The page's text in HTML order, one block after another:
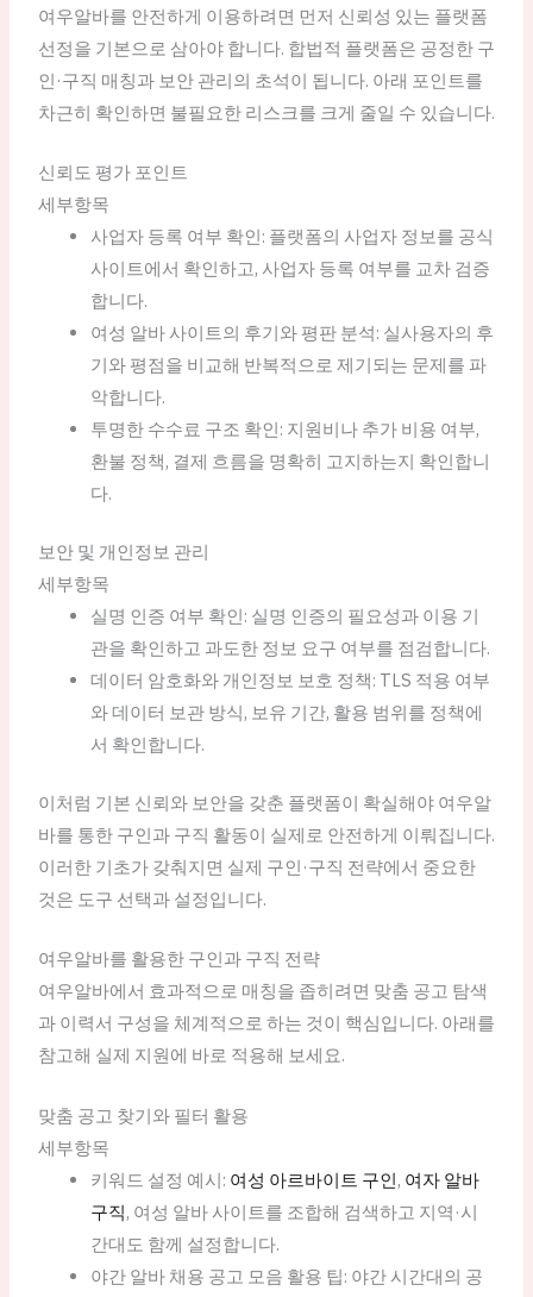
여우알바를 안전하게 이용하려면 먼저 신뢰성 있는 플랫폼
선정을 기본으로 삼아야 합니다. 합법적 플랫폼은 공정한 구
인·구직 매칭과 보안 관리의 초석이 됩니다. 아래 포인트를
차근히 확인하면 불필요한 리스크를 크게 줄일 수 있습니다.
신뢰도 평가 포인트
세부항목
사업자 등록 여부 확인: 플랫폼의 사업자 정보를 공식
사이트에서 확인하고, 사업자 등록 여부를 교차 검증
합니다.
여성 알바 사이트의 후기와 평판 분석: 실사용자의 후
기와 평점을 비교해 반복적으로 제기되는 문제를 파
악합니다.
투명한 수수료 구조 확인: 지원비나 추가 비용 여부,
환불 정책, 결제 흐름을 명확히 고지하는지 확인합니
다.
보안 및 개인정보 관리
세부항목
실명 인증 여부 확인: 실명 인증의 필요성과 이용 기
관을 확인하고 과도한 정보 요구 여부를 점검합니다.
데이터 암호화와 개인정보 보호 정책: TLS 적용 여부
와 데이터 보관 방식, 보유 기간, 활용 범위를 정책에
서 확인합니다.
이처럼 기본 신뢰와 보안을 갖춘 플랫폼이 확실해야 여우알
바를 통한 구인과 구직 활동이 실제로 안전하게 이뤄집니다.
이러한 기초가 갖춰지면 실제 구인·구직 전략에서 중요한
것은 도구 선택과 설정입니다.
여우알바를 활용한 구인과 구직 전략
여우알바에서 효과적으로 매칭을 좁히려면 맞춤 공고 탐색
과 이력서 구성을 체계적으로 하는 것이 핵심입니다. 아래를
참고해 실제 지원에 바로 적용해 보세요.
맞춤 공고 찾기와 필터 활용
세부항목
키워드 설정 예시: 여성 아르바이트 구인, 여자 알바
구직, 여성 알바 사이트를 조합해 검색하고 지역·시
간대도 함께 설정합니다.
야간 알바 채용 공고 모음 활용 팁: 야간 시간대의 공